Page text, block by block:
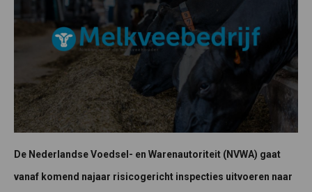
De Nederlandse Voedsel- en Warenautoriteit (NVWA) gaat
vanaf komend najaar risicogericht inspecties uitvoeren naar